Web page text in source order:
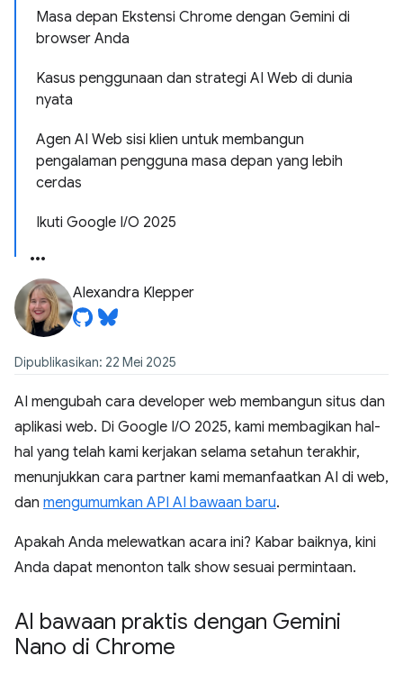
Masa depan Ekstensi Chrome dengan Gemini di
browser Anda
Kasus penggunaan dan strategi AI Web di dunia
nyata
Agen AI Web sisi klien untuk membangun
pengalaman pengguna masa depan yang lebih
cerdas
Ikuti Google I/O 2025
Alexandra Klepper
Dipublikasikan: 22 Mei 2025
AI mengubah cara developer web membangun situs dan
aplikasi web. Di Google I/O 2025, kami membagikan hal-
hal yang telah kami kerjakan selama setahun terakhir,
menunjukkan cara partner kami memanfaatkan AI di web,
dan mengumumkan API AI bawaan baru.
Apakah Anda melewatkan acara ini? Kabar baiknya, kini
Anda dapat menonton talk show sesuai permintaan.
AI bawaan praktis dengan Gemini
Nano di Chrome